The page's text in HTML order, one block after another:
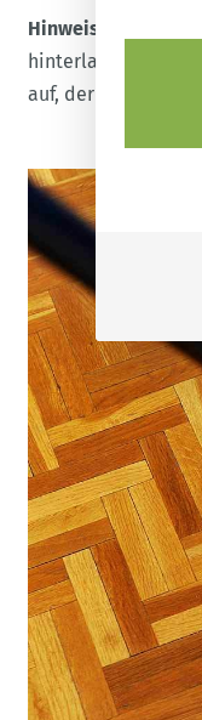
Hinweis:
hinterlassen sie
auf, der das Holz